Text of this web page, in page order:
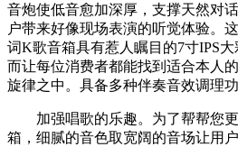
音炮使低音愈加深厚，支撑天然对
户带来好像现场表演的听觉体验。
词K歌音箱具有惹人瞩目的7寸IPS
而让每位消费者都能找到适合本人
旋律之中。具备多种伴奏音效调理功
加强唱歌的乐趣。为了帮帮您更
箱，细腻的音色取宽阔的音场让用